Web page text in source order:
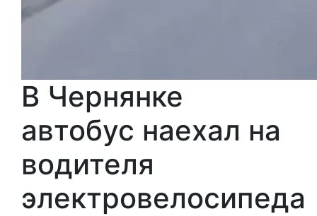
В Чернянке
автобус наехал на
водителя
электровелосипеда